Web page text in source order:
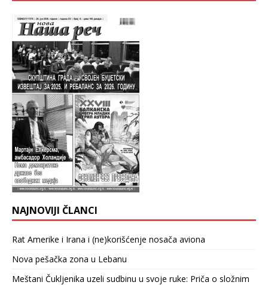
NAJNOVIJI ČLANCI
Rat Amerike i Irana i (ne)korišćenje nosača aviona
Nova pešačka zona u Lebanu
Meštani Čukljenika uzeli sudbinu u svoje ruke: Priča o složnim